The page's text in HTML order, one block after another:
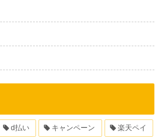
d払い キャンペーン 楽天ペイ